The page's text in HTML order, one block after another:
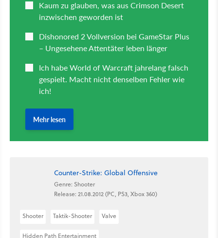
Counter-Strike: Global Offensive
Genre: Shooter
Release: 21.08.2012 (PC, PS3, Xbox 360)
Shooter Taktik-Shooter Valve
Hidden Path Entertainment